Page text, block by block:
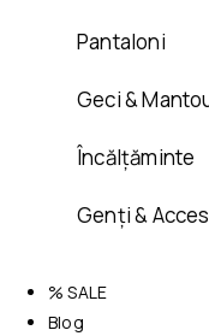
Pantaloni
Geci &
Încălțăminte
Genți &
% SALE
Blog